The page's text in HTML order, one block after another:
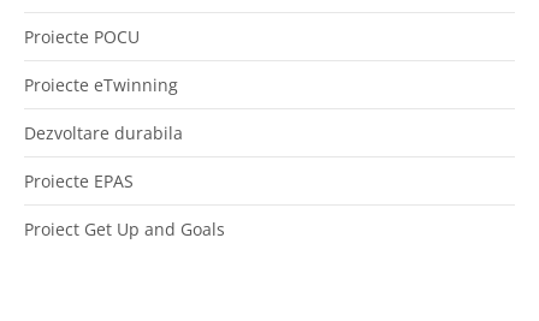
Proiecte POCU
Proiecte eTwinning
Dezvoltare durabila
Proiecte EPAS
Proiect Get Up and Goals